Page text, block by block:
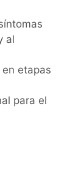
al
etapas
para el